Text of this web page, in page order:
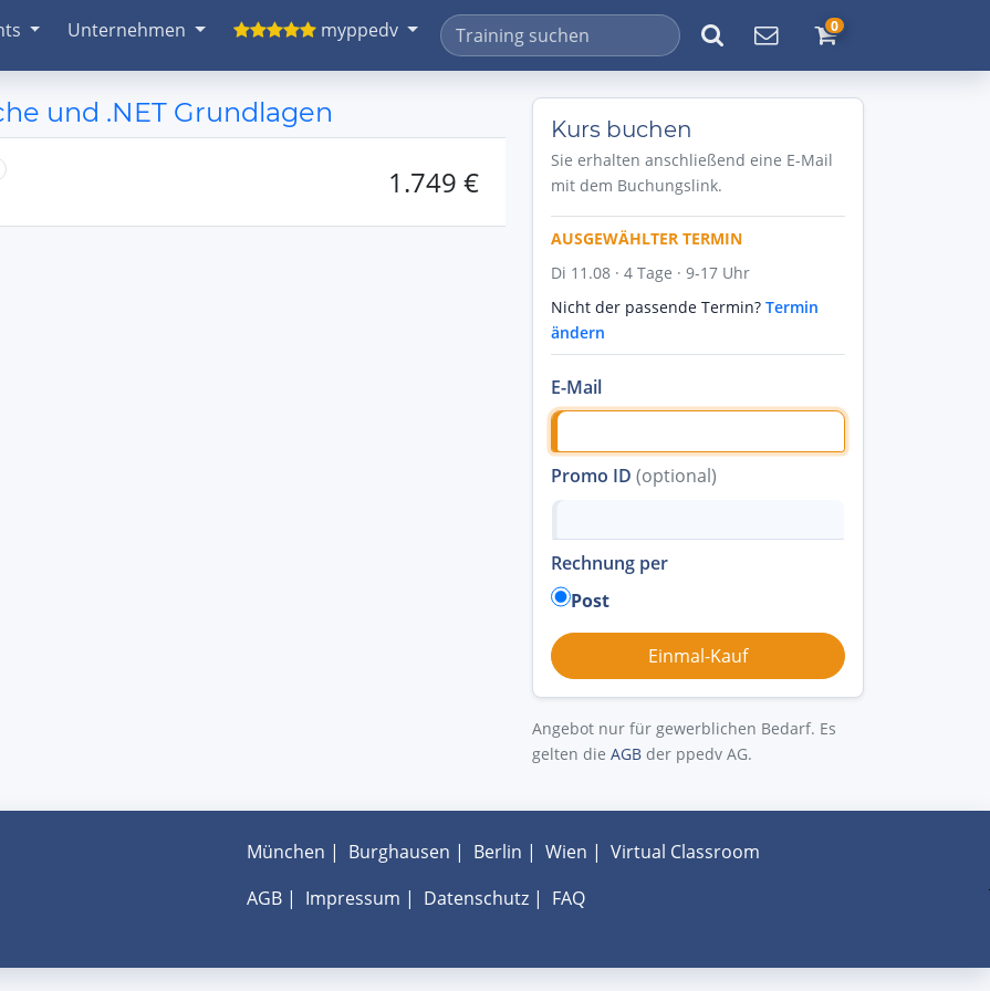
Unternehmen myppedv 0
und .NET Grundlagen
1.749 €
Kurs buchen
Sie erhalten anschließend eine E-Mail
mit dem Buchungslink.
AUSGEWÄHLTER TERMIN
Di 11.08 · 4 Tage · 9-17 Uhr
Nicht der passende Termin? Termin
ändern
E-Mail
Promo ID (optional)
Rechnung per
Post
Angebot nur für gewerblichen Bedarf. Es
gelten die AGB der ppedv AG.
München | Burghausen | Berlin | Wien | Virtual Classroom
AGB| Impressum | Datenschutz| FAQ